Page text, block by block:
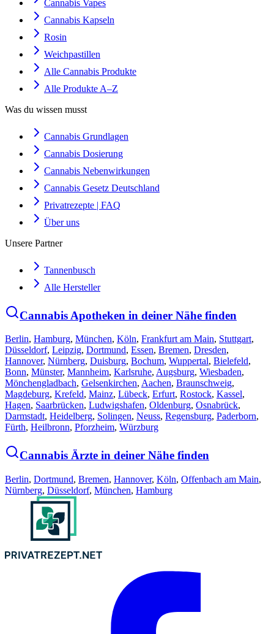
Cannabis Vapes
Cannabis Kapseln
Rosin
Weichpastillen
Alle Cannabis Produkte
Alle Produkte A–Z
Was du wissen musst
Cannabis Grundlagen
Cannabis Dosierung
Cannabis Nebenwirkungen
Cannabis Gesetz Deutschland
Privatrezepte | FAQ
Über uns
Unsere Partner
Tannenbusch
Alle Hersteller
Cannabis Apotheken in deiner Nähe finden
Berlin, Hamburg, München, Köln, Frankfurt am Main, Stuttgart,
Düsseldorf, Leipzig, Dortmund, Essen, Bremen, Dresden,
Hannover, Nürnberg, Duisburg, Bochum, Wuppertal, Bielefeld,
Bonn, Münster, Mannheim, Karlsruhe, Augsburg, Wiesbaden,
Mönchengladbach, Gelsenkirchen, Aachen, Braunschweig,
Magdeburg, Krefeld, Mainz, Lübeck, Erfurt, Rostock, Kassel,
Hagen, Saarbrücken, Ludwigshafen, Oldenburg, Osnabrück,
Darmstadt, Heidelberg, Solingen, Neuss, Regensburg, Paderborn,
Fürth, Heilbronn, Pforzheim, Würzburg
Cannabis Ärzte in deiner Nähe finden
Berlin, Dortmund, Bremen, Hannover, Köln, Offenbach am Main,
Nürnberg, Düsseldorf, München, Hamburg